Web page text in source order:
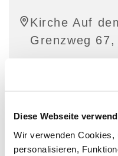
Diese Webseite
Wir verwenden Cookies,
personalisieren,
Kirche Auf
Grenzweg